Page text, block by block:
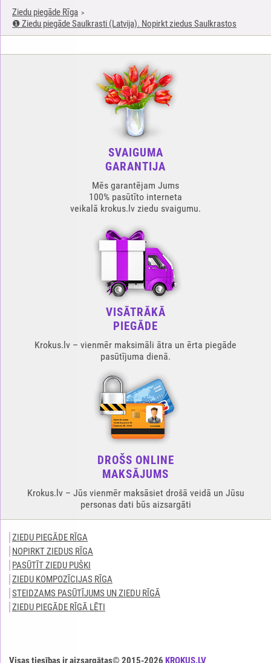
Ziedu piegāde Rīga
❶ Ziedu piegāde Saulkrasti (Latvija). Nopirkt ziedus Saulkrastos
SVAIGUMA
GARANTIJA
Mēs garantējam Jums
100% pasūtīto interneta
veikalā krokus.lv ziedu svaigumu.
VISĀTRĀKĀ
PIEGĀDE
Krokus.lv – vienmēr maksimāli ātra un ērta piegāde
pasūtījuma dienā.
DROŠS ONLINE
MAKSĀJUMS
Krokus.lv – Jūs vienmēr maksāsiet drošā veidā un Jūsu
personas dati būs aizsargāti
ZIEDU PIEGĀDE RĪGA
NOPIRKT ZIEDUS RĪGA
PASŪTĪT ZIEDU PUŠĶI
ZIEDU KOMPOZĪCIJAS RĪGA
STEIDZAMS PASŪTĪJUMS UN ZIEDU RĪGĀ
ZIEDU PIEGĀDE RĪGĀ LĒTI
Visas tiesības ir aizsargātas© 2015-2026 KROKUS.LV